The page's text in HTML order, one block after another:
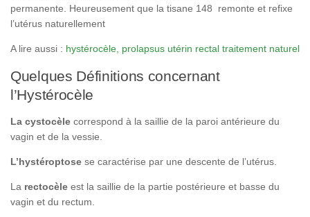
permanente. Heureusement que la tisane 148 remonte et refixe
l’utérus naturellement
A lire aussi : hystérocèle, prolapsus utérin rectal traitement naturel
Quelques Définitions concernant
l’Hystérocèle
La cystocèle correspond à la saillie de la paroi antérieure du
vagin et de la vessie.
L’hystéroptose se caractérise par une descente de l’utérus.
La rectocèle est la saillie de la partie postérieure et basse du
vagin et du rectum.